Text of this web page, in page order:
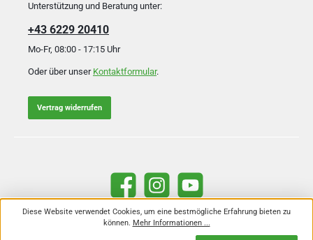
Unterstützung und Beratung unter:
+43 6229 20410
Mo-Fr, 08:00 - 17:15 Uhr
Oder über unser Kontaktformular.
Vertrag widerrufen
Facebook Instagram YouTube
Alle Preise inkl. gesetzl. Mehrwertsteuer zzgl.Versandkosten
Nachnahmegebühren, wenn nicht anders angegeben.
Diese Website verwendet Cookies, um eine bestmögliche Erfahrung bieten zu
können. Mehr Informationen ...